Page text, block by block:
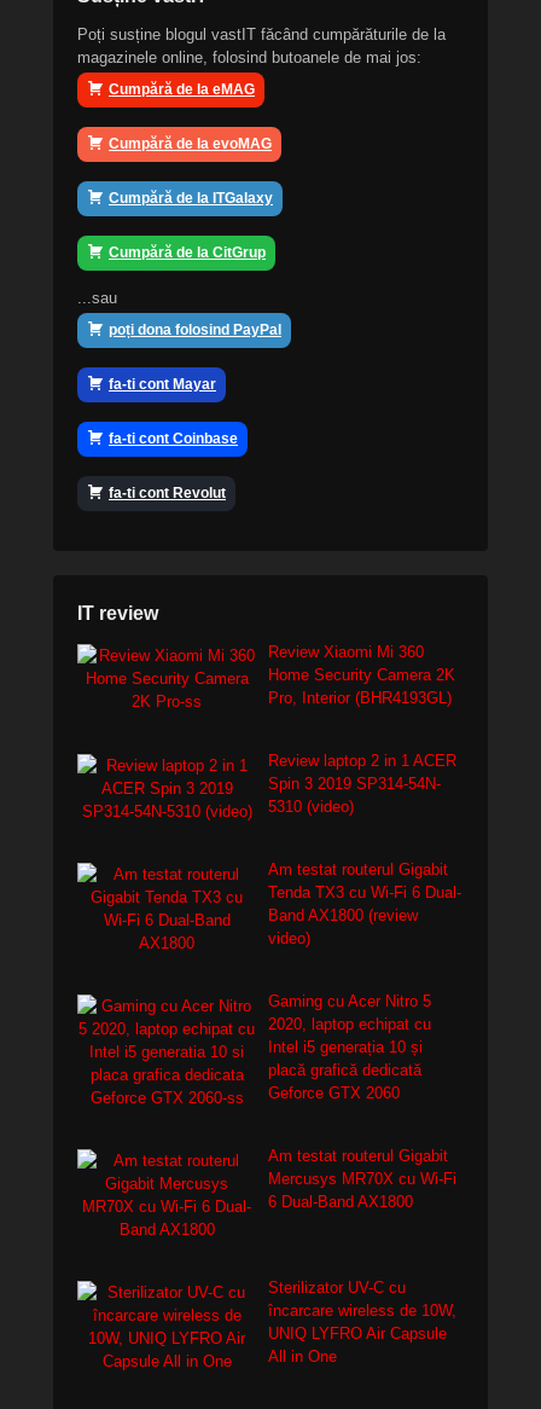
Poți susține blogul vastIT făcând cumpărăturile de la
magazinele online, folosind butoanele de mai jos:
Cumpără de la eMAG
Cumpără de la evoMAG
Cumpără de la ITGalaxy
Cumpără de la CitGrup
...sau
poți dona folosind PayPal
fa-ti cont Mayar
fa-ti cont Coinbase
fa-ti cont Revolut
IT review
Review Xiaomi Mi 360
Home Security Camera 2K
Pro, Interior (BHR4193GL)
Review laptop 2 in 1 ACER
Spin 3 2019 SP314-54N-
5310 (video)
Am testat routerul Gigabit
Tenda TX3 cu Wi-Fi 6 Dual-
Band AX1800 (review
video)
Gaming cu Acer Nitro 5
2020, laptop echipat cu
Intel i5 generația 10 și
placă grafică dedicată
Geforce GTX 2060
Am testat routerul Gigabit
Mercusys MR70X cu Wi-Fi
6 Dual-Band AX1800
Sterilizator UV-C cu
încarcare wireless de 10W,
UNIQ LYFRO Air Capsule
All in One